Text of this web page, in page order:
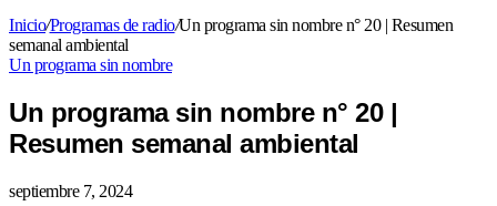
Inicio/Programas de radio/Un programa sin nombre n° 20 | Resumen
semanal ambiental
Un programa sin nombre
Un programa sin nombre n° 20 |
Resumen semanal ambiental
septiembre 7, 2024